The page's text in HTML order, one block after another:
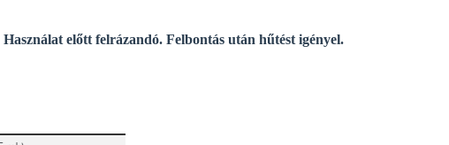
Használat előtt felrázandó. Felbontás után hűtést igényel.